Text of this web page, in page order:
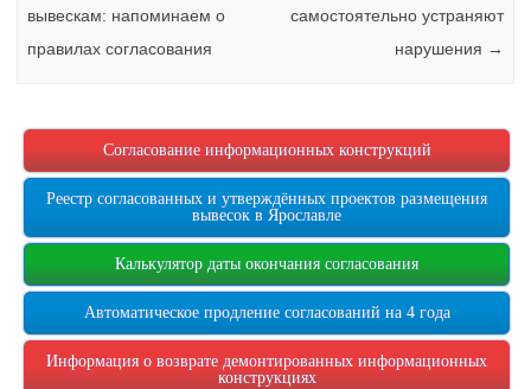
вывескам: напоминаем о
правилах согласования
самостоятельно устраняют
нарушения →
Согласование информационных конструкций
Реестр согласованных и утверждённых проектов размещения
вывесок в Ярославле
Калькулятор даты окончания согласования
Автоматическое продление согласований на 4 года
Информация о возврате демонтированных информационных
конструкциях